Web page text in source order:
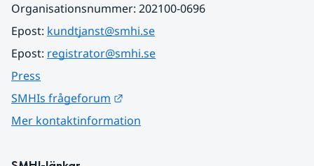
Organisationsnummer: 202100-0696
Epost: kundtjanst@smhi.se
Epost: registrator@smhi.se
Press
SMHIs frågeforum
Mer kontaktinformation